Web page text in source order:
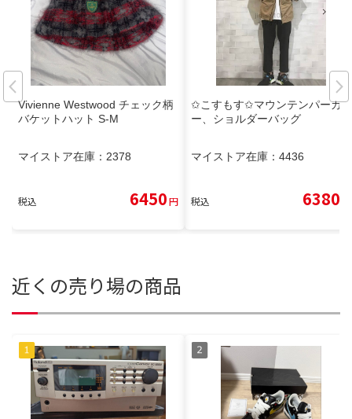
Vivienne Westwood チェック柄
バケットハット S-M
マイストア在庫： 2378
税込 6450円
✩こすもす✩マウンテンパーカ
ー、ショルダーバッグ
マイストア在庫： 4436
税込 6380
近くの売り場の商品